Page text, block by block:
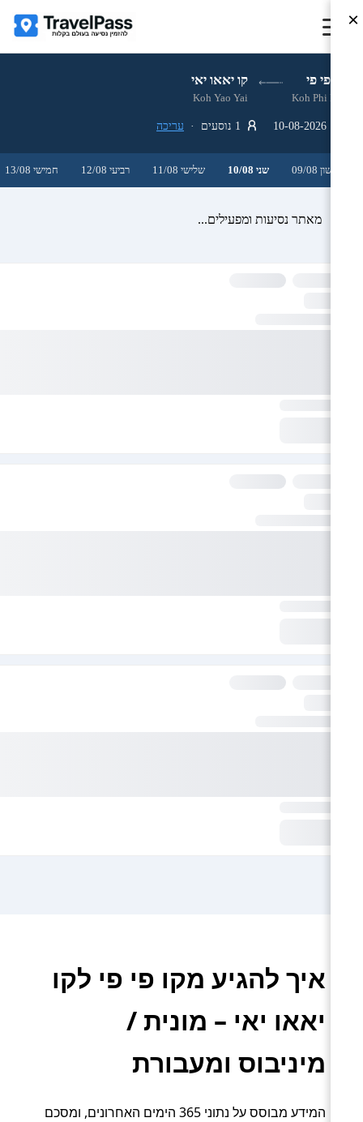
קו פי פי קו יאאו יאי
Koh Phi Phi
Koh Yao Yai
עריכה
ראשון 09/08 שני 10/08 שלישי 11/08 רביעי 12/08 חמישי 13/08
מאתר נסיעות ומפעילים...
איך להגיע מקו פי פי לקו
יאאו יאי – מונית /
מיניבוס ומעבורת
המידע מבוסס על נתוני 365 הימים האחרונים, ומסכם
×